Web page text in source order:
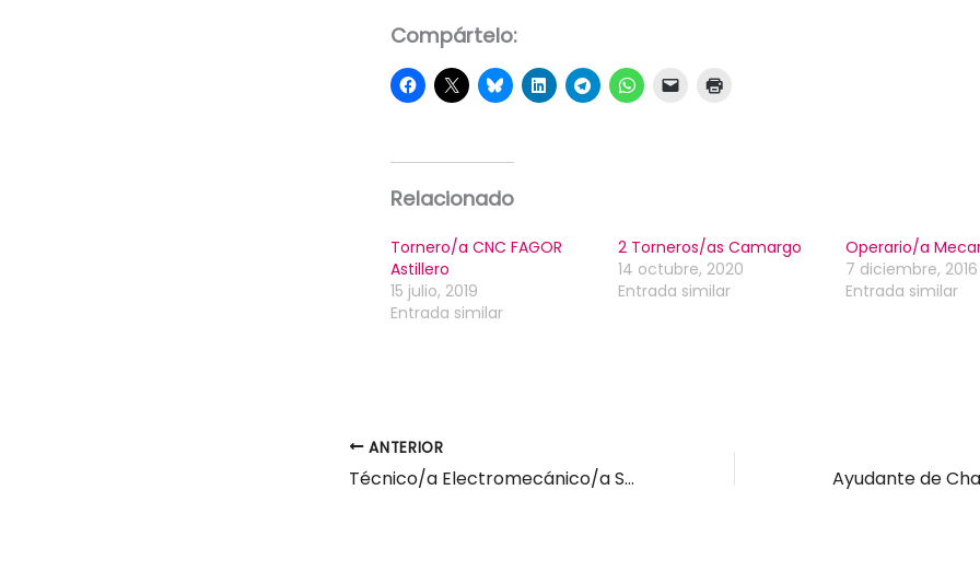
Compártelo:
Relacionado
Tornero/a CNC FAGOR
Astillero
15 julio, 2019
Entrada similar
2 Torneros/as Camargo
14 octubre, 2020
Entrada similar
Operario/a
7 diciembre, 2016
Entrada similar
ANTERIOR
Técnico/a Electromecánico/a San Felices de Buelna